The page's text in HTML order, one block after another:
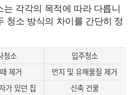
각각의 목적에 따라 다릅니
청소 방식의 차이를 간단히 정
청소
입주청소
제거
먼지 및 유해물질 제거
가 있던 집 신축 건물